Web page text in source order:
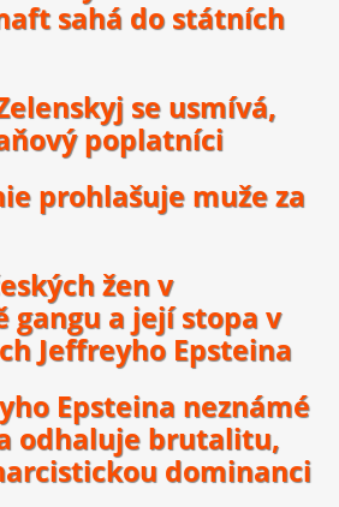
sahá do státních
se usmívá,
poplatníci
prohlašuje muže za
žen v
gangu a její stopa v
Jeffreyho Epsteina
Epsteina neznámé
odhaluje brutalitu,
dominanci